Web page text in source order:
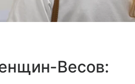
Весов: